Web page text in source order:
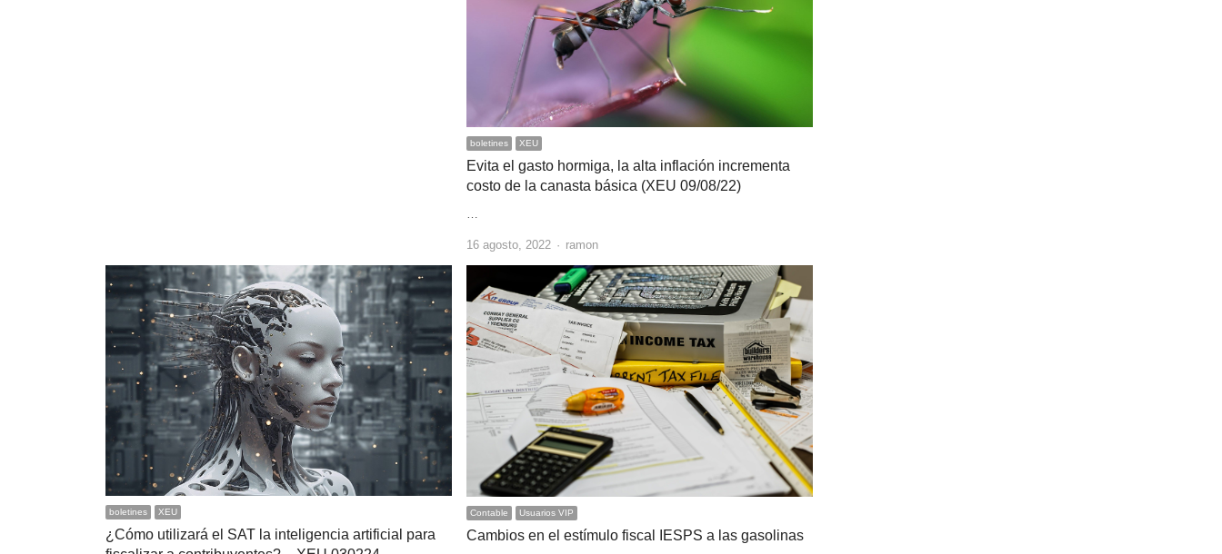
boletines XEU
Evita el gasto hormiga, la alta inflación incrementa
costo de la canasta básica (XEU 09/08/22)
…
16 agosto, 2022 Author
ramon
boletines XEU
¿Cómo utilizará el SAT la inteligencia artificial para
Contable Usuarios VIP
Cambios en el estímulo fiscal IESPS a las gasolinas